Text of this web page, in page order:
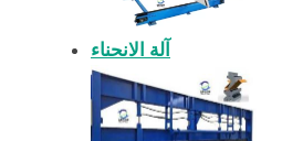
آلة الانحناء